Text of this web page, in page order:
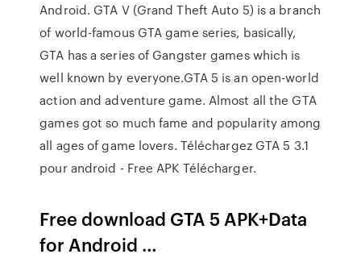
Android. GTA V (Grand Theft Auto 5) is a branch
of world-famous GTA game series, basically,
GTA has a series of Gangster games which is
well known by everyone.GTA 5 is an open-world
action and adventure game. Almost all the GTA
games got so much fame and popularity among
all ages of game lovers. Téléchargez GTA 5 3.1
pour android - Free APK Télécharger.
Free download GTA 5 APK+Data
for Android …